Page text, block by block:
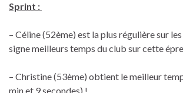
Sprint :
– Céline (52ème) est la plus régulière sur
signe meilleurs temps du club sur cette
– Christine (53ème) obtient le meilleur
min et 9 secondes) !